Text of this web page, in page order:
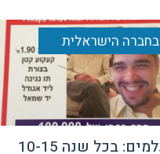
בחברה הישראלית
הנעלמים: בכל שנה 10-15